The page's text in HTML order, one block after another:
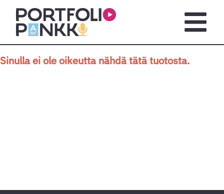
Siirry sisältöön
Sinulla ei ole oikeutta nähdä tätä tuotosta.